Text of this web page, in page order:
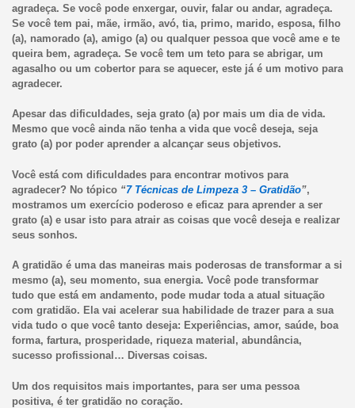
agradeça. Se você pode enxergar, ouvir, falar ou andar, agradeça.
Se você tem pai, mãe, irmão, avó, tia, primo, marido, esposa, filho
(a), namorado (a), amigo (a) ou qualquer pessoa que você ame e te
queira bem, agradeça. Se você tem um teto para se abrigar, um
agasalho ou um cobertor para se aquecer, este já é um motivo para
agradecer.
Apesar das dificuldades, seja grato (a) por mais um dia de vida.
Mesmo que você ainda não tenha a vida que você deseja, seja
grato (a) por poder aprender a alcançar seus objetivos.
Você está com dificuldades para encontrar motivos para
agradecer? No tópico “7 Técnicas de Limpeza 3 – Gratidão”,
mostramos um exercício poderoso e eficaz para aprender a ser
grato (a) e usar isto para atrair as coisas que você deseja e realizar
seus sonhos.
A gratidão é uma das maneiras mais poderosas de transformar a si
mesmo (a), seu momento, sua energia. Você pode transformar
tudo que está em andamento, pode mudar toda a atual situação
com gratidão. Ela vai acelerar sua habilidade de trazer para a sua
vida tudo o que você tanto deseja: Experiências, amor, saúde, boa
forma, fartura, prosperidade, riqueza material, abundância,
sucesso profissional… Diversas coisas.
Um dos requisitos mais importantes, para ser uma pessoa
positiva, é ter gratidão no coração.